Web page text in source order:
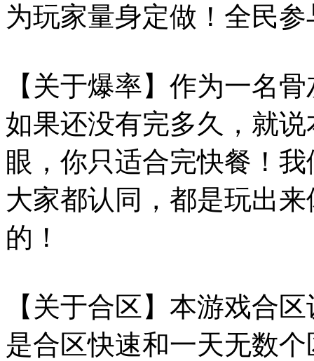
为玩家量身定做！全民
【关于爆率】作为一名
如果还没有完多久，就
眼，你只适合完快餐！
大家都认同，都是玩出
的！
【关于合区】本游戏合
是合区快速和一天无数